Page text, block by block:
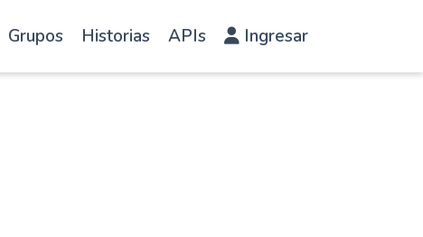
Grupos Historias APIs Ingresar